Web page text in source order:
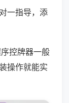
一指导，添
控牌器一般
操作就能实